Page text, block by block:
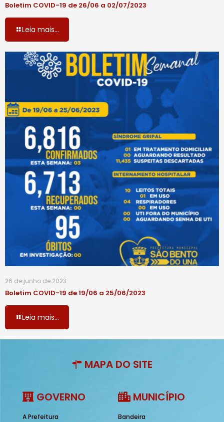
Boletim COVID-19 de 26/06 a 02/07/2023
Leia mais...
26 de junho de 2023
Boletim COVID-19 de 19/06 a 25/06/2023
Leia mais...
MAPA DO SITE
GOVERNO
A Prefeitura
MUNICÍPIO
Bandeira